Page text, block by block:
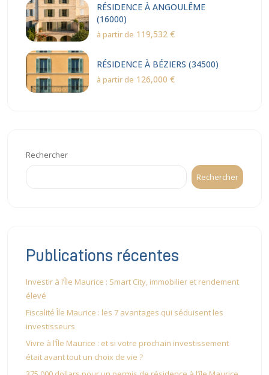
RÉSIDENCE À ANGOULÊME
(16000)
à partir de 119,532 €
RÉSIDENCE À BÉZIERS (34500)
à partir de 126,000 €
Rechercher
Rechercher
Publications récentes
Investir à l’Île Maurice : Smart City, immobilier et rendement
élevé
Fiscalité Île Maurice : les 7 avantages qui séduisent les
investisseurs
Vivre à l’Île Maurice : et si votre prochain investissement
était avant tout un choix de vie ?